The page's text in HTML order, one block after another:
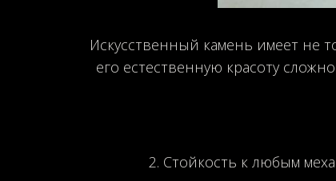
Искусственный камень имеет не
его естественную красоту
Стойкость к любым